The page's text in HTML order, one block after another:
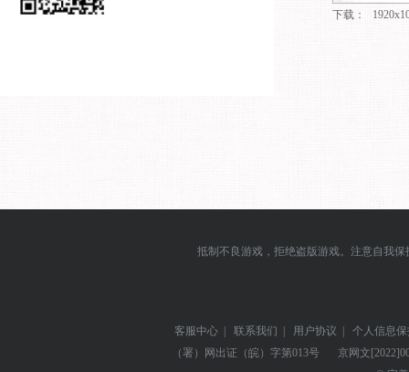
下载：
抵制不良游戏，拒绝盗版游戏。注意自我
客服中心 | 联系我们 | 用户协议 |
个人信息
（署）网出证（皖）字第013号
京网文